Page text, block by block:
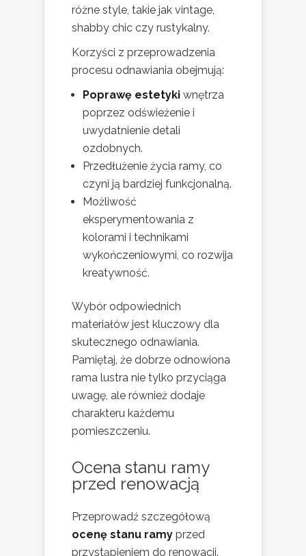
różne style, takie jak vintage,
shabby chic czy rustykalny.
Korzyści z przeprowadzenia
procesu odnawiania obejmują:
Poprawę estetyki wnętrza
poprzez odświeżenie i
uwydatnienie detali
ozdobnych.
Przedłużenie życia ramy, co
czyni ją bardziej funkcjonalną.
Możliwość
eksperymentowania z
kolorami i technikami
wykończeniowymi, co rozwija
kreatywność.
Wybór odpowiednich
materiałów jest kluczowy dla
skutecznego odnawiania.
Pamiętaj, że dobrze odnowiona
rama lustra nie tylko przyciąga
uwagę, ale również dodaje
charakteru każdemu
pomieszczeniu.
Ocena stanu ramy
przed renowacją
Przeprowadź szczegółową
ocenę stanu ramy przed
przystąpieniem do renowacji.